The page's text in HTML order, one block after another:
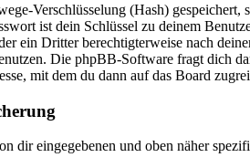
Verschlüsselung (Hash)
ist dein Schlüssel zu deinem
ein Dritter berechtigterweise nach
Die phpBB-Software fragt dich
mit dem du dann auf das Board
dir eingegebenen und oben näher